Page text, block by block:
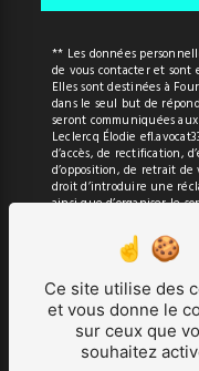
** Les données
de vous contacter et
Elles sont destinées à
dans le seul but de
seront communiquées
Leclercq Élodie
d’accès, de rectification,
d’opposition, de retrait
droit d’introduire une
ainsi que d’organiser le
exercer ces droits par
électronique à l'adresse
d'identité pourra vous
pendant la période de
prescription légale aux
Vous avez le droit de
démarchage
Consultez le site cnil.fr
Ce site utilise des
et vous donne le
sur ceux que
souhaitez